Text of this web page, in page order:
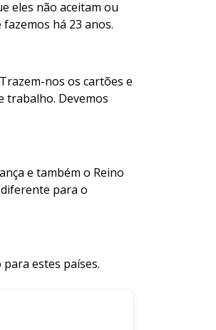
eles não aceitam ou
há 23 anos.
nos os cartões e
trabalho. Devemos
e também o Reino
para o
estes países.